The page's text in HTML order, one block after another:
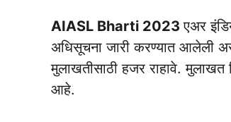
AIASL Bharti 2023एअर
अधिसूचना जारी करण्यात आलेली
मुलाखतीसाठी हजर राहावे.
आहे.